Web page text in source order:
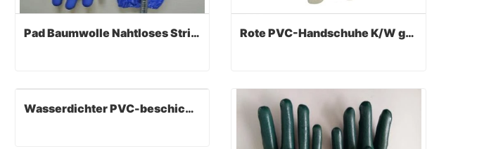
Pad Baumwolle Nahtloses Stricken, beschichtet mit PVC Industrial Safety Arbeitshandschuh
Pad Baumwolle Nahtloses Stricken, beschichtet mit PVC Industrial Safety Arbeitshandschuh
Contact Now
Rote PVC-Handschuhe K/W glattes Finish
Rote PVC-Handschuhe K/W glattes Finish
Contact Now
Wasserdichter PVC-beschichteter Handschuh mit langer Manschette